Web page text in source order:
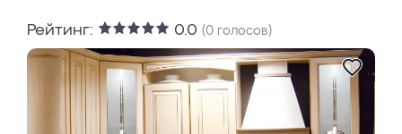
Рейтинг: 0.0 (0 голосов)